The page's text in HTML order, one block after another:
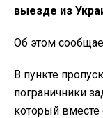
выезде из
Об этом
В пункте
пограничники
который вместе